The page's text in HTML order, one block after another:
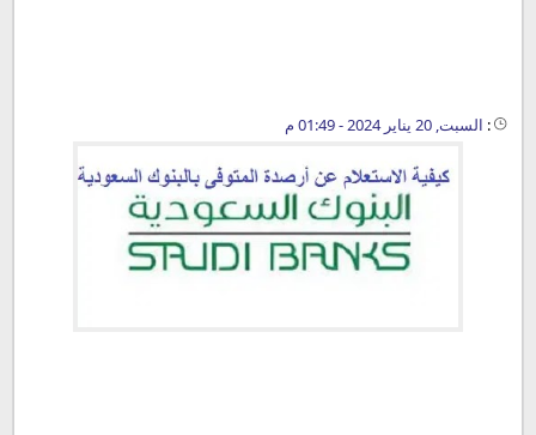
: السبت, 20 يناير 2024 - 01:49 م